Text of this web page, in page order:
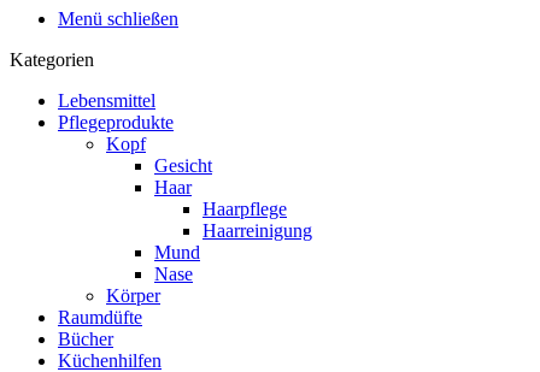
Menü schließen
Kategorien
Lebensmittel
Pflegeprodukte
Kopf
Gesicht
Haar
Haarpflege
Haarreinigung
Mund
Nase
Körper
Raumdüfte
Bücher
Küchenhilfen